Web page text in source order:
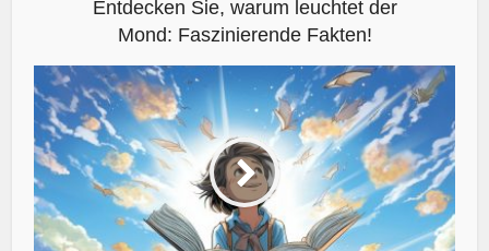
Entdecken Sie, warum leuchtet der
Mond: Faszinierende Fakten!